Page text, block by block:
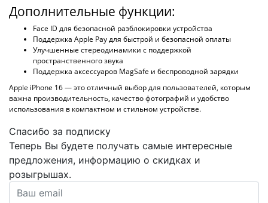
Дополнительные функции:
Face ID для безопасной разблокировки устройства
Поддержка Apple Pay для быстрой и безопасной оплаты
Улучшенные стереодинамики с поддержкой
пространственного звука
Поддержка аксессуаров MagSafe и беспроводной зарядки
Apple iPhone 16 — это отличный выбор для пользователей, которым
важна производительность, качество фотографий и удобство
использования в компактном и стильном устройстве.
Спасибо за подписку
Теперь Вы будете получать самые интересные
предложения, информацию о скидках и
розыгрышах.